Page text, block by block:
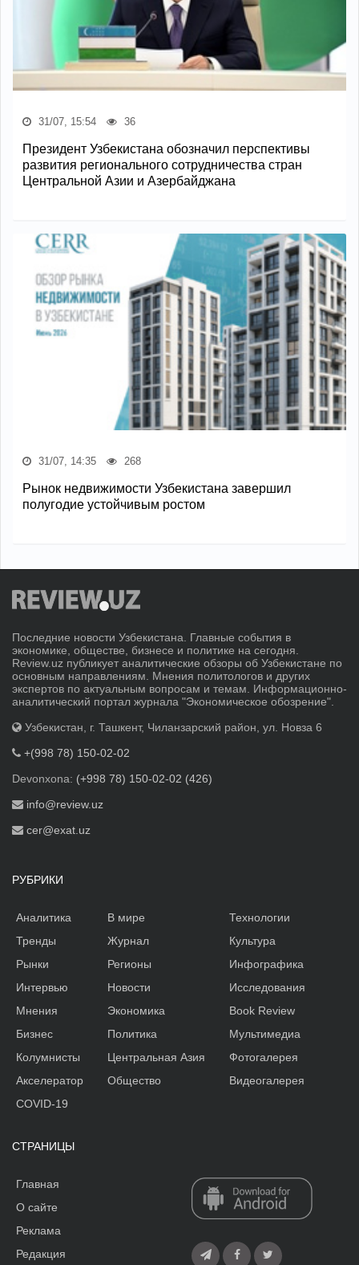
31/07, 15:54 36
Президент Узбекистана обозначил перспективы
развития регионального сотрудничества стран
Центральной Азии и Азербайджана
31/07, 14:35 268
Рынок недвижимости Узбекистана завершил
полугодие устойчивым ростом
Последние новости Узбекистана. Главные события в
экономике, обществе, бизнесе и политике на сегодня.
Review.uz публикует аналитические обзоры об Узбекистане по
основным направлениям. Мнения политологов и других
экспертов по актуальным вопросам и темам. Информационно-
аналитический портал журнала "Экономическое обозрение".
Узбекистан, г. Ташкент, Чиланзарский район, ул. Новза 6
+(998 78) 150-02-02
Devonxona: (+998 78) 150-02-02 (426)
info@review.uz
cer@exat.uz
РУБРИКИ
Аналитика
Тренды
Рынки
Интервью
Мнения
Бизнес
Колумнисты
Акселератор
В мире
Журнал
Регионы
Новости
Экономика
Политика
Центральная Азия
Общество
Технологии
Культура
Инфографика
Исследования
Book Review
Мультимедиа
Фотогалерея
Видеогалерея
COVID-19
СТРАНИЦЫ
Главная
О сайте
Реклама
Редакция